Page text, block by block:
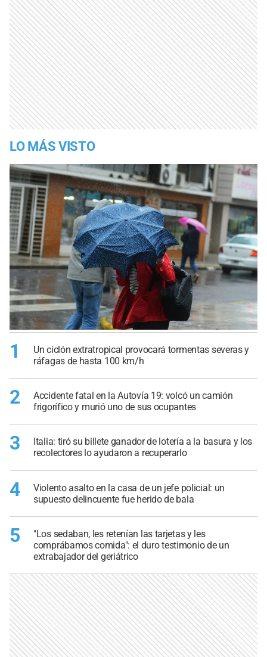
LO MÁS VISTO
1
Un ciclón extratropical provocará tormentas severas y
ráfagas de hasta 100 km/h
2
Accidente fatal en la Autovía 19: volcó un camión
frigorífico y murió uno de sus ocupantes
3
Italia: tiró su billete ganador de lotería a la basura y los
recolectores lo ayudaron a recuperarlo
4
Violento asalto en la casa de un jefe policial: un
supuesto delincuente fue herido de bala
5
"Los sedaban, les retenían las tarjetas y les
comprábamos comida": el duro testimonio de un
extrabajador del geriátrico